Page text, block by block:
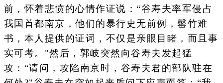
前，怀着悲愤的心情作证说：“谷寿夫率军侵占
我国首都南京，他们的暴行史无前例，罄竹难
书，本人提供的证词，不仅是亲眼目睹，而且事
实可考。"然后，郭岐突然向谷寿夫发起猛
攻：“请问，攻陷南京时，谷寿夫君的部队驻在